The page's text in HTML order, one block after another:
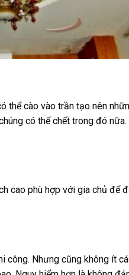
thể cào vào trần tạo nên
có thể chết trong đó
cao phù hợp với gia chủ để
công. Nhưng cũng không ít